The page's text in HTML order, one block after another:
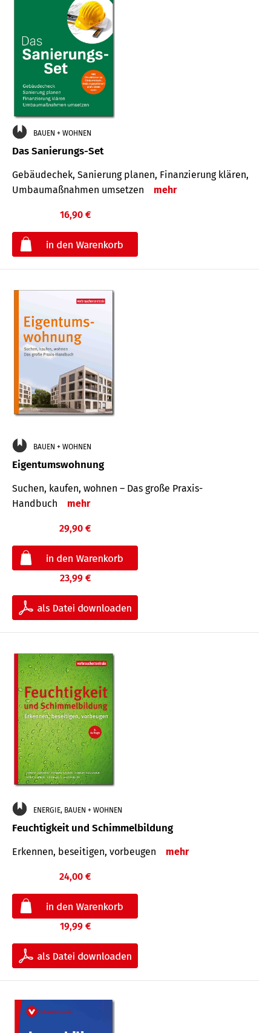
BAUEN + WOHNEN
Das Sanierungs-Set
Gebäudechek, Sanierung planen, Finanzierung klären,
Umbaumaßnahmen umsetzen
mehr
16,90 €
BAUEN + WOHNEN
Eigentumswohnung
Suchen, kaufen, wohnen – Das große Praxis-
Handbuch
mehr
29,90 €
23,99 €
ENERGIE, BAUEN + WOHNEN
Feuchtigkeit und Schimmelbildung
Erkennen, beseitigen, vorbeugen mehr
24,00 €
19,99 €